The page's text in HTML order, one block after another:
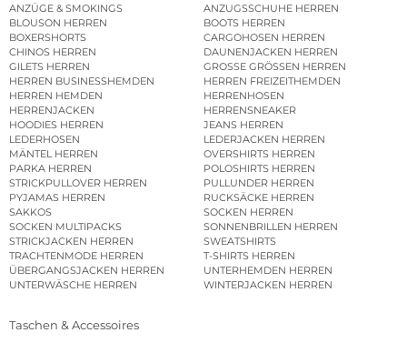
ANZÜGE & SMOKINGS
ANZUGSSCHUHE HERREN
BLOUSON HERREN
BOOTS HERREN
BOXERSHORTS
CARGOHOSEN HERREN
CHINOS HERREN
DAUNENJACKEN HERREN
GILETS HERREN
GROSSE GRÖSSEN HERREN
HERREN BUSINESSHEMDEN
HERREN FREIZEITHEMDEN
HERREN HEMDEN
HERRENHOSEN
HERRENJACKEN
HERRENSNEAKER
HOODIES HERREN
JEANS HERREN
LEDERHOSEN
LEDERJACKEN HERREN
MÄNTEL HERREN
OVERSHIRTS HERREN
PARKA HERREN
POLOSHIRTS HERREN
STRICKPULLOVER HERREN
PULLUNDER HERREN
PYJAMAS HERREN
RUCKSÄCKE HERREN
SAKKOS
SOCKEN HERREN
SOCKEN MULTIPACKS
SONNENBRILLEN HERREN
STRICKJACKEN HERREN
SWEATSHIRTS
TRACHTENMODE HERREN
T-SHIRTS HERREN
ÜBERGANGSJACKEN HERREN
UNTERHEMDEN HERREN
UNTERWÄSCHE HERREN
WINTERJACKEN HERREN
Taschen & Accessoires